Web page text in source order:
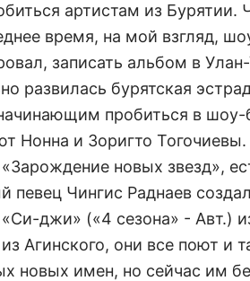
артистам из Бурятии.
время, на мой взгляд,
записать альбом в
развилась бурятская
пробиться в шоу-
Нонна и Зоригто
новых звезд»,
певец Чингис Раднаев
джи» («4 сезона» - Авт.)
Агинского, они все поют и
новых имен, но сейчас им